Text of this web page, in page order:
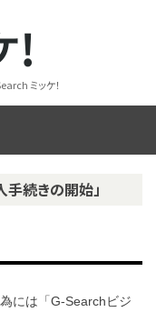
ミッケ！
続きの開始」
には「G-Searchビジ